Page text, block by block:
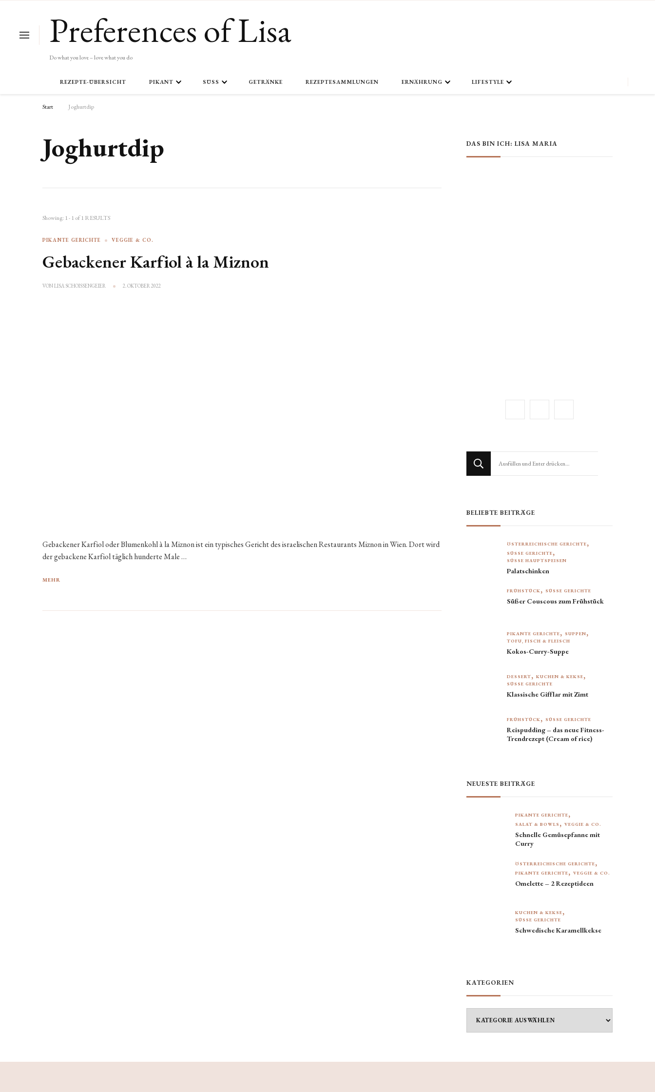
Preferences of Lisa
Do what you love – love what you do
REZEPTE-ÜBERSICHT PIKANT SÜSS GETRÄNKE REZEPTESAMMLUNGEN ERNÄHRUNG LIFESTYLE
Start Joghurtdip
Joghurtdip
Showing: 1 - 1 of 1 RESULTS
PIKANTE GERICHTE VEGGIE & CO.
Gebackener Karfiol à la Miznon
VONLISA SCHOISSENGEIER 2. OKTOBER 2022
Gebackener Karfiol oder Blumenkohl à la Miznon ist ein typisches Gericht des israelischen Restaurants Miznon in Wien. Dort wird
der gebackene Karfiol täglich hunderte Male …
MEHR
DAS BIN ICH: LISA MARIA
BELIEBTE BEITRÄGE
ÖSTERREICHISCHE GERICHTE
SÜSSE GERICHTE
SÜSSE HAUPTSPEISEN
Palatschinken
FRÜHSTÜCK SÜSSE GERICHTE
Süßer Couscous zum Frühstück
PIKANTE GERICHTE
SUPPEN
TOFU, FISCH & FLEISCH
Kokos-Curry-Suppe
DESSERT
KUCHEN & KEKSE
SÜSSE GERICHTE
Klassische Gifflar mit Zimt
FRÜHSTÜCK SÜSSE GERICHTE
Reispudding – das neue Fitness-
Trendrezept (Cream of rice)
NEUESTE BEITRÄGE
PIKANTE GERICHTE
SALAT & BOWLS
VEGGIE & CO.
Schnelle Gemüsepfanne mit
Curry
ÖSTERREICHISCHE GERICHTE
PIKANTE GERICHTE
VEGGIE & CO.
Omelette – 2 Rezeptideen
KUCHEN & KEKSE
SÜSSE GERICHTE
Schwedische Karamellkekse
KATEGORIEN